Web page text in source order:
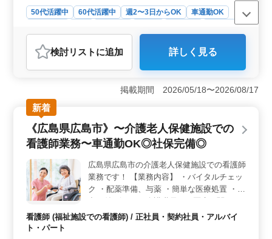
50代活躍中 60代活躍中 週2〜3日からOK
車通勤OK
派遣社員
介護福祉士・介護スタッフ
おすすめポイント
＜週休2日制と働きやすいシフト＞ 週休2日シフト制を
採用しており、夜勤業務がなく、年間休日が117日と多い
ため、プライベートの時間を大切にしながら働けます。
また、週3日以上の勤務も相談可能なので、ライフスタイ
ルに合わせた柔軟な働き方が実現可能です。 ＜シニ
ア世代の積極採用＞ 50代、60代が活躍中で、経験豊富
なシニア層にとって働きやすい環境です。介護経験が1年
です。 ＜通勤の利便性と福利厚生＞ 無料駐車場も
完備し、車通勤が可能です。交通費実費支給で、通勤面
での負担を軽減できます。 雇用保険、労災保険、健康
保険、厚生年金などの福利厚生も整っており、長期で安
定して働ける環境があります。
検討リスト に追加 詳しく見る
掲載期間 2026/05/18〜2026/08/17
新着
《広島県広島市》〜介護老人保健施設での
看護師業務〜車通勤OK◎社保完備◎
広島県広島市の介護老人保健施設での看護師
業務です！ 【業務内容】 ・バイタルチェッ
ク ・配薬準備、与薬 ・簡単な医療処置 ・外
指導 ・食事、排泄補助 ・入浴の介助 ・ベッ
看護師 (福祉施設での看護師) / 正社員・契約社員・アルバイ
ト・パート